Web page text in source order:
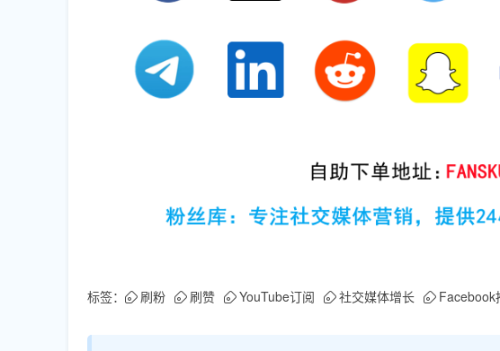
标签： 刷粉 刷赞 YouTube订阅 社交媒体增长 Facebook